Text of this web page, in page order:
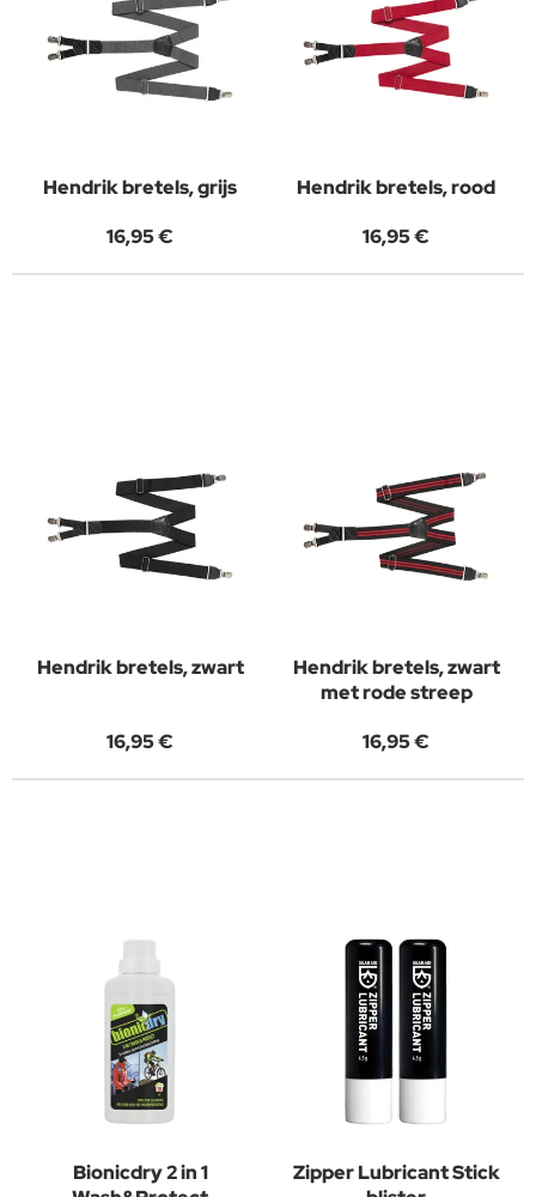
Hendrik bretels, grijs
16,95 €
Hendrik bretels, rood
16,95 €
Hendrik bretels, zwart
16,95 €
Hendrik bretels, zwart
met rode streep
16,95 €
Bionicdry 2 in 1
Zipper Lubricant Stick